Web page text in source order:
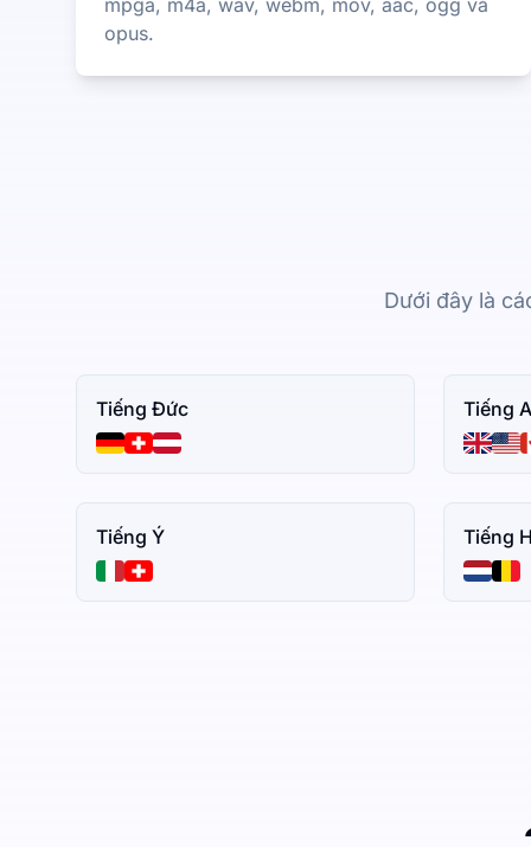
mpga, m4a, wav, webm, mov, aac, ogg và
opus.
Dưới đây là
Tiếng Đức Tiếng
Tiếng Ý Tiếng